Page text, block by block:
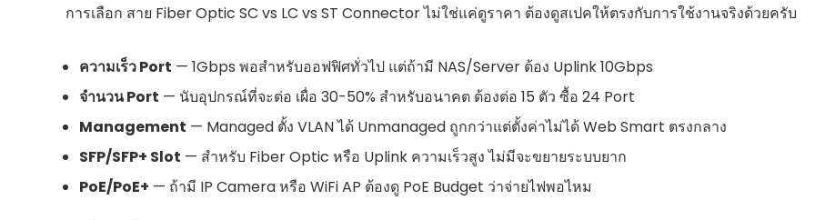
การเลือก สาย Fiber Optic SC vs LC vs ST Connector ไม่ใช่แค่ดูราคา ต้องดูสเปคให้ตรงกับการใช้งานจริงด้วยครับ
ความเร็ว Port — 1Gbps พอสำหรับออฟฟิศทั่วไป แต่ถ้ามี NAS/Server ต้อง Uplink 10Gbps
จำนวน Port — นับอุปกรณ์ที่จะต่อ เผื่อ 30-50% สำหรับอนาคต ต้องต่อ 15 ตัว ซื้อ 24 Port
Management — Managed ตั้ง VLAN ได้ Unmanaged ถูกกว่าแต่ตั้งค่าไม่ได้ Web Smart ตรงกลาง
SFP/SFP+ Slot — สำหรับ Fiber Optic หรือ Uplink ความเร็วสูง ไม่มีจะขยายระบบยาก
PoE/PoE+ — ถ้ามี IP Camera หรือ WiFi AP ต้องดู PoE Budget ว่าจ่ายไฟพอไหม